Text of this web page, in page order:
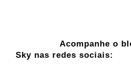
Acompanhe o blog
Sky nas redes sociais: